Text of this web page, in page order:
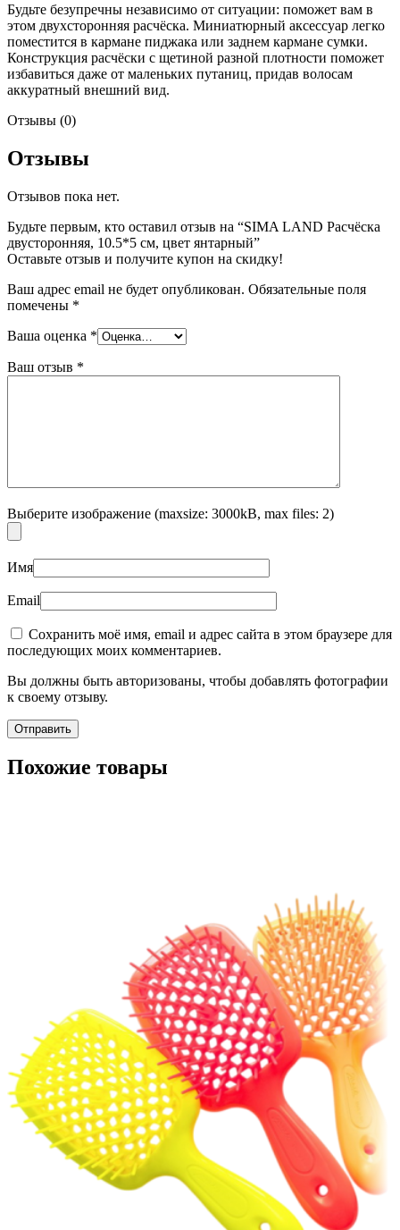
Будьте безупречны независимо от ситуации: поможет вам в
этом двухсторонняя расчёска. Миниатюрный аксессуар легко
поместится в кармане пиджака или заднем кармане сумки.
Конструкция расчёски с щетиной разной плотности поможет
избавиться даже от маленьких путаниц, придав волосам
аккуратный внешний вид.
Отзывы (0)
Отзывы
Отзывов пока нет.
Будьте первым, кто оставил отзыв на “SIMA LAND Расчёска
двусторонняя, 10.5*5 см, цвет янтарный”
Оставьте отзыв и получите купон на скидку!
Ваш адрес email не будет опубликован. Обязательные поля
помечены *
Ваша оценка *
Ваш отзыв *
Выберите изображение (maxsize: 3000kB, max files: 2)
Имя
Email
Сохранить моё имя, email и адрес сайта в этом браузере для
последующих моих комментариев.
Вы должны быть авторизованы, чтобы добавлять фотографии
к своему отзыву.
Похожие товары